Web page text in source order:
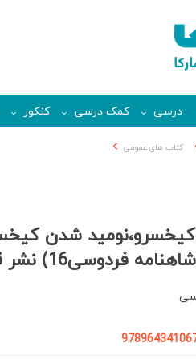
درسی کمک درسی کنکور
کتاب های عمومی
شدن
فردوسی16) نشر قطره